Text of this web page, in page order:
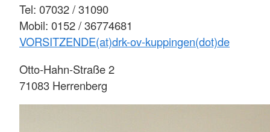
Tel: 07032 / 31090
Mobil: 0152 / 36774681
VORSITZENDE(at)drk-ov-kuppingen(dot)de
Otto-Hahn-Straße 2
71083 Herrenberg